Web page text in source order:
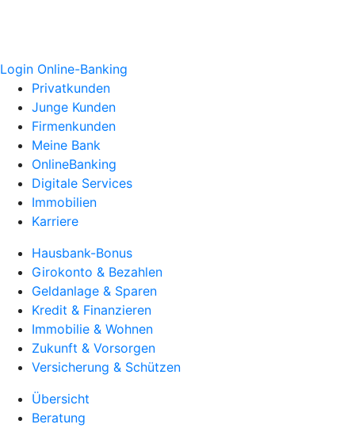
Login Online-Banking
Privatkunden
Junge Kunden
Firmenkunden
Meine Bank
OnlineBanking
Digitale Services
Immobilien
Karriere
Hausbank-Bonus
Girokonto & Bezahlen
Geldanlage & Sparen
Kredit & Finanzieren
Immobilie & Wohnen
Zukunft & Vorsorgen
Versicherung & Schützen
Übersicht
Beratung